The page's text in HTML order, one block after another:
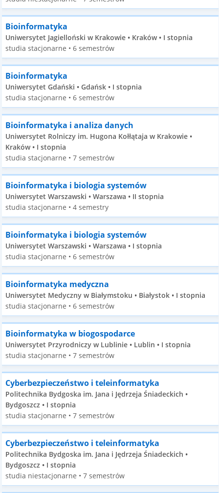
Bioinformatyka
Uniwersytet Jagielloński w Krakowie • Kraków • I stopnia
studia stacjonarne • 6 semestrów
Bioinformatyka
Uniwersytet Gdański • Gdańsk • I stopnia
studia stacjonarne • 6 semestrów
Bioinformatyka i analiza danych
Uniwersytet Rolniczy im. Hugona Kołłątaja w Krakowie •
Kraków • I stopnia
studia stacjonarne • 7 semestrów
Bioinformatyka i biologia systemów
Uniwersytet Warszawski • Warszawa • II stopnia
studia stacjonarne • 4 semestry
Bioinformatyka i biologia systemów
Uniwersytet Warszawski • Warszawa • I stopnia
studia stacjonarne • 6 semestrów
Bioinformatyka medyczna
Uniwersytet Medyczny w Białymstoku • Białystok • I stopnia
studia stacjonarne • 6 semestrów
Bioinformatyka w biogospodarce
Uniwersytet Przyrodniczy w Lublinie • Lublin • I stopnia
studia stacjonarne • 7 semestrów
Cyberbezpieczeństwo i teleinformatyka
Politechnika Bydgoska im. Jana i Jędrzeja Śniadeckich •
Bydgoszcz • I stopnia
studia stacjonarne • 7 semestrów
Cyberbezpieczeństwo i teleinformatyka
Politechnika Bydgoska im. Jana i Jędrzeja Śniadeckich •
Bydgoszcz • I stopnia
studia niestacjonarne • 7 semestrów